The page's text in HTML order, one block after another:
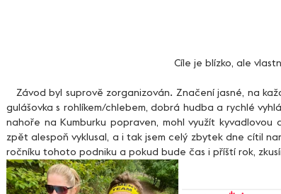
Cíle je blízko, ale
gulášovka s rohlíkem/chlebem, dobrá hudba a rychlé
nahoře na Kumburku popraven, mohl využít
zpět alespoň vyklusal, a i tak jsem celý zbytek dne cítil
ročníku tohoto podniku a pokud bude čas i příští rok,